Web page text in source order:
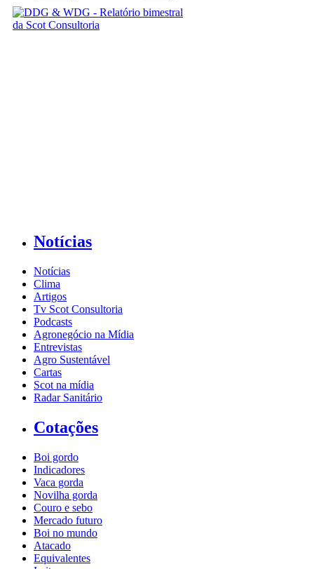
Notícias
Notícias
Clima
Artigos
Tv Scot Consultoria
Podcasts
Agronegócio na Mídia
Entrevistas
Agro Sustentável
Cartas
Scot na mídia
Radar Sanitário
Cotações
Boi gordo
Indicadores
Vaca gorda
Novilha gorda
Couro e sebo
Mercado futuro
Boi no mundo
Atacado
Equivalentes